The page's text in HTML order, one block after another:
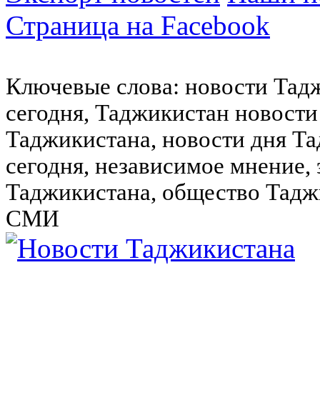
Страница на Facebook
Ключевые слова: новости
сегодня, Таджикистан
Таджикистана, новости дня
сегодня, независимое
Таджикистана, общество
СМИ